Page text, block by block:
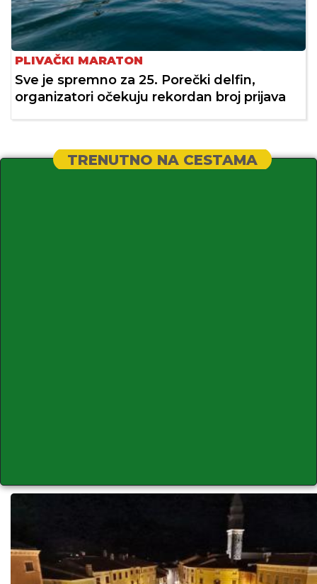
PLIVAČKI MARATON
Sve je spremno za 25. Porečki delfin,
organizatori očekuju rekordan broj prijava
TRENUTNO NA CESTAMA